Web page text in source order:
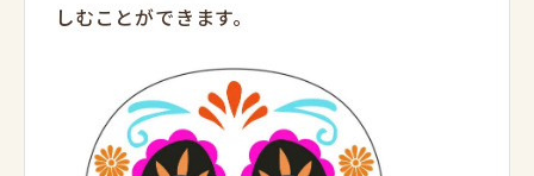
しむことができます。